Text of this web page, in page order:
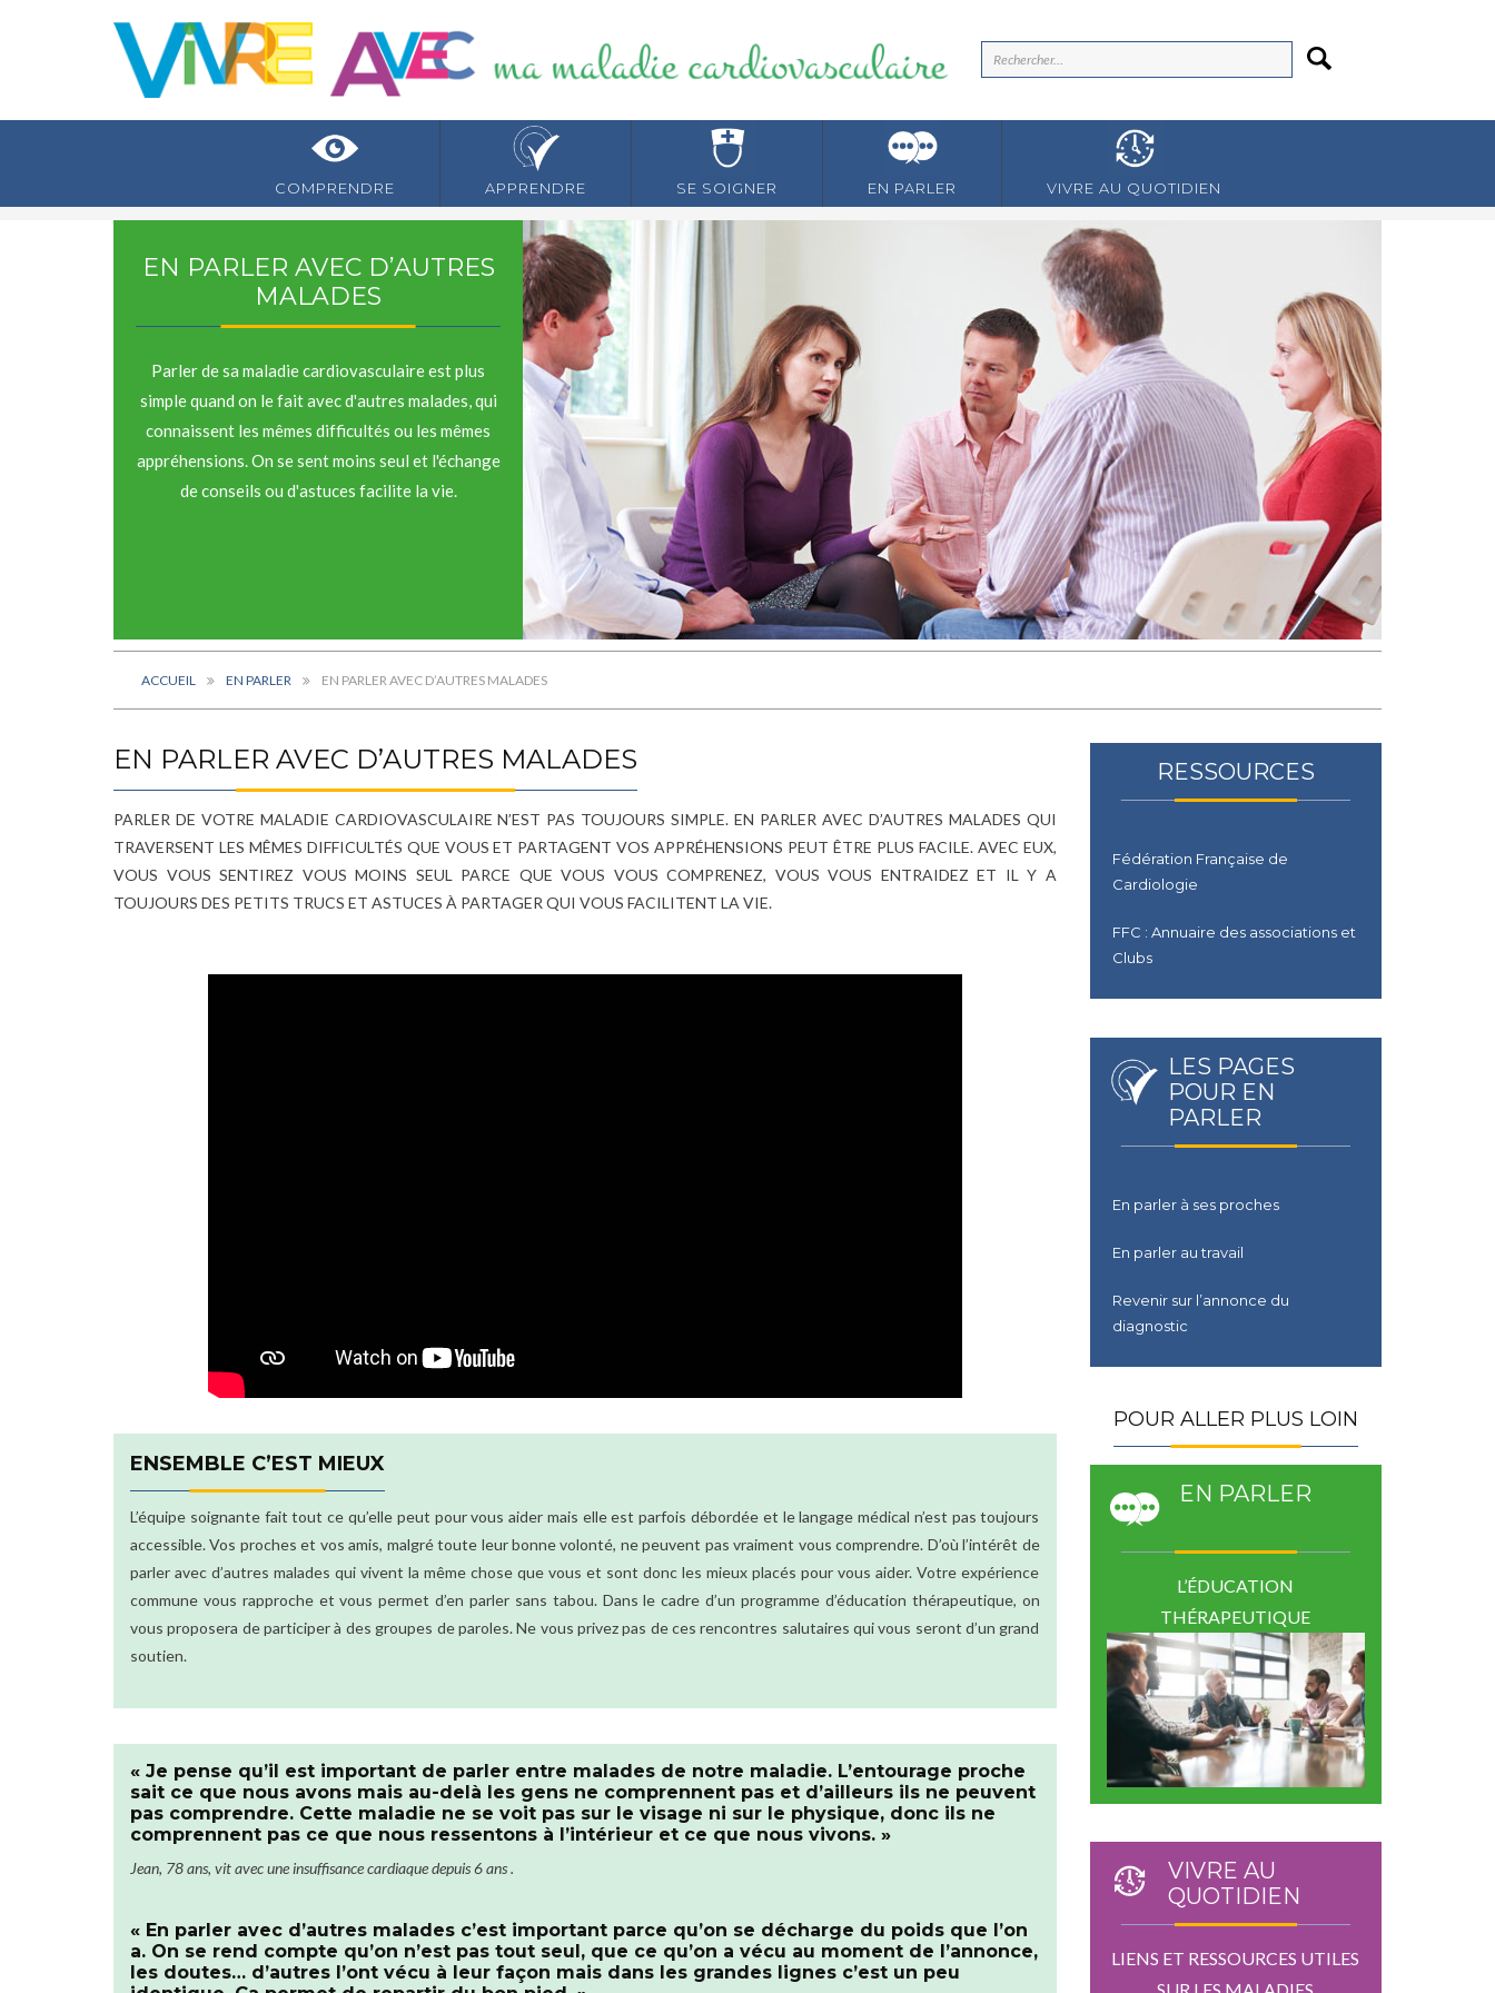
COMPRENDRE APPRENDRE SE SOIGNER EN PARLER VIVRE AU QUOTIDIEN
EN PARLER AVEC D’AUTRES
MALADES
Parler de sa maladie cardiovasculaire est plus
simple quand on le fait avec d'autres malades, qui
connaissent les mêmes difficultés ou les mêmes
appréhensions. On se sent moins seul et l'échange
de conseils ou d'astuces facilite la vie.
ACCUEIL EN PARLER EN PARLER AVEC D’AUTRES MALADES
EN PARLER AVEC D’AUTRES MALADES
PARLER DE VOTRE MALADIE CARDIOVASCULAIRE N’EST PAS TOUJOURS SIMPLE. EN PARLER AVEC D’AUTRES MALADES QUI
TRAVERSENT LES MÊMES DIFFICULTÉS QUE VOUS ET PARTAGENT VOS APPRÉHENSIONS PEUT ÊTRE PLUS FACILE. AVEC EUX,
VOUS VOUS SENTIREZ VOUS MOINS SEUL PARCE QUE VOUS VOUS COMPRENEZ, VOUS VOUS ENTRAIDEZ ET IL Y A
TOUJOURS DES PETITS TRUCS ET ASTUCES À PARTAGER QUI VOUS FACILITENT LA VIE.
ENSEMBLE C’EST MIEUX
L’équipe soignante fait tout ce qu’elle peut pour vous aider mais elle est parfois débordée et le langage médical n’est pas toujours
accessible. Vos proches et vos amis, malgré toute leur bonne volonté, ne peuvent pas vraiment vous comprendre. D’où l’intérêt de
parler avec d’autres malades qui vivent la même chose que vous et sont donc les mieux placés pour vous aider. Votre expérience
commune vous rapproche et vous permet d’en parler sans tabou. Dans le cadre d’un programme d’éducation thérapeutique, on
vous proposera de participer à des groupes de paroles. Ne vous privez pas de ces rencontres salutaires qui vous seront d’un grand
soutien.
« Je pense qu’il est important de parler entre malades de notre maladie. L’entourage proche
sait ce que nous avons mais au-delà les gens ne comprennent pas et d’ailleurs ils ne peuvent
pas comprendre. Cette maladie ne se voit pas sur le visage ni sur le physique, donc ils ne
comprennent pas ce que nous ressentons à l’intérieur et ce que nous vivons. »
Jean, 78 ans, vit avec une insuffisance cardiaque depuis 6 ans .
« En parler avec d’autres malades c’est important parce qu’on se décharge du poids que l’on
a. On se rend compte qu’on n’est pas tout seul, que ce qu’on a vécu au moment de l’annonce,
les doutes… d’autres l’ont vécu à leur façon mais dans les grandes lignes c’est un peu
RESSOURCES
Fédération Française de
Cardiologie
FFC : Annuaire des associations et
Clubs
LES PAGES
POUR EN
PARLER
En parler à ses proches
En parler au travail
Revenir sur l’annonce du
diagnostic
POUR ALLER PLUS LOIN
EN PARLER
L’ÉDUCATION
THÉRAPEUTIQUE
VIVRE AU
QUOTIDIEN
LIENS ET RESSOURCES UTILES